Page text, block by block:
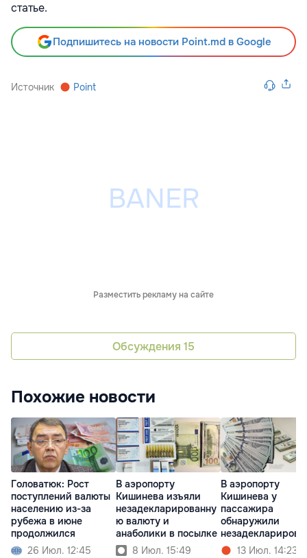
статье.
Подпишитесь на новости Point.md в Google
Источник Point
Разместить рекламу на сайте
Обсуждения 15
Похожие новости
Головатюк: Рост
поступлений валюты
населению из-за
рубежа в июне
продолжился
26 Июл. 12:45
В аэропорту
Кишинева изъяли
незадекларированну
ю валюту и
анаболики в посылке
8 Июл. 15:49
В аэропорту
Кишинева у
пассажира
обнаружили
ю валюту
13 Июл. 14:23